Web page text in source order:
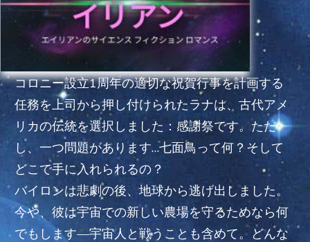
コロニー設立1周年の適切な祝賀行事を計画する
任務を上司から押し付けられたラナは、古代アメ
リカの伝統を選択しました：感謝祭です。ただ
し、一つ問題があります…七面鳥って何？そして
どこで手に入れられるの？
バイロンは悲劇の後、地球から逃げ出しました。
今や、彼は宇宙での新しい農場を守るためなら何
でもします―宇宙人と戦うことも含めて。どんな